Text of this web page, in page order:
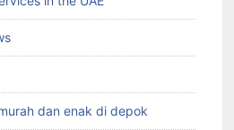
dan enak di depok